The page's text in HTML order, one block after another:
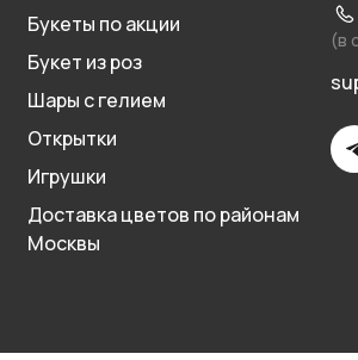
Букеты по акции
Букет из роз
Шары с гелием
Открытки
Игрушки
Доставка цветов по районам
Москвы
(в